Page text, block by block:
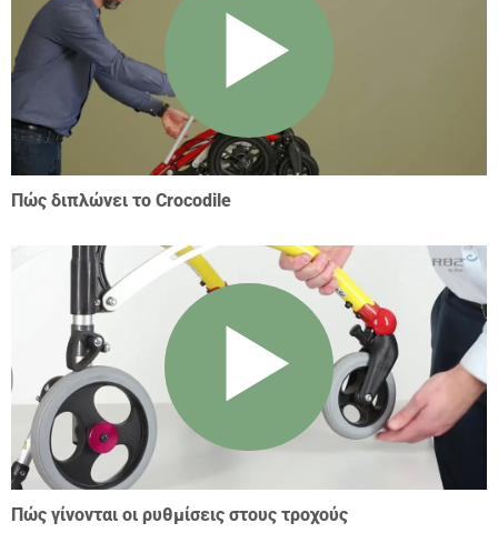
Πώς διπλώνει το Crocodile
Πώς γίνονται οι ρυθμίσεις στους τροχούς